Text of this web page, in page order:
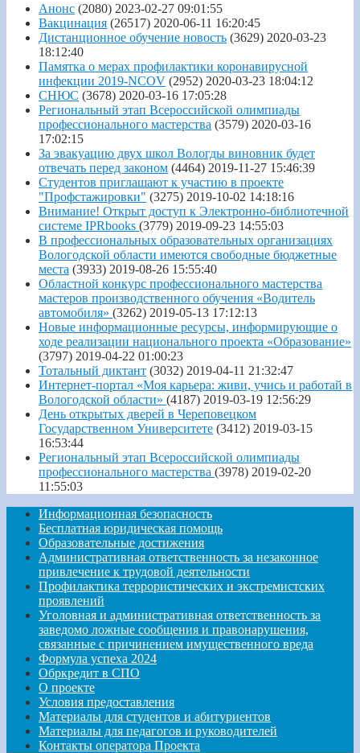
Анонс (2080) 2023-02-27 09:01:55
Вакцинация (26517) 2020-06-11 16:20:45
Дистанционное обучение новость (3629) 2020-03-23
18:12:40
Памятка о мерах профилактики коронавирусной
инфекции 2019-NCOV (2952) 2020-03-23 18:04:12
СНЮС (3678) 2020-03-16 17:05:28
Региональный этап Всероссийской олимпиады
профессионального мастерства (3579) 2020-03-16
17:02:15
За эвакуацию двух школ Вологды виновник будет
отвечать перед законом (4464) 2019-11-27 15:46:39
Студентов приглашают к участию в проекте
"Профстажировки" (3275) 2019-10-02 14:18:16
Внимание! Открыт доступ к Электронно-библиотечной
системе IPRbooks (3779) 2019-09-23 14:55:03
В профессиональных образовательных организациях
Вологодской области имеются свободные бюджетные
места (3933) 2019-08-26 15:55:40
Областной конкурс профессионального мастерства
мастеров производственного обучения «Водитель
автомобиля» (3262) 2019-05-13 17:12:13
Новые информационные ресурсы, информирующие о
ходе реализации национального проекта «Образование»
(3797) 2019-04-22 01:00:23
Тотальный диктант (3032) 2019-04-11 21:32:47
Интернет-портал «Моя карьера: живи, учись и работай в
Вологодской области» (4187) 2019-03-19 12:56:29
День открытых дверей в Череповецком
Государственном Университете (3412) 2019-03-15
16:53:44
Региональный этап Всероссийской олимпиады
профессионального мастерства (3978) 2019-02-20
11:55:03
Информационная безопасность
Бесплатная юридическая помощь
Образовательные достижения
Административная ответственность за незаконное
привлечение к трудовой деятельности
Профилактика террористических и экстремистских
проявлений
Уголовная и административная ответственность за
заведомо ложные сообщения и правонарушения,
связанные с причинением имущественного вреда
Формула успеха 2024
Обркредит в СПО
О проекте
Условия предоставления
Материалы для студентов и абитуриентов
Материалы для педагогов и руководителей
Контакты оператора Проекта